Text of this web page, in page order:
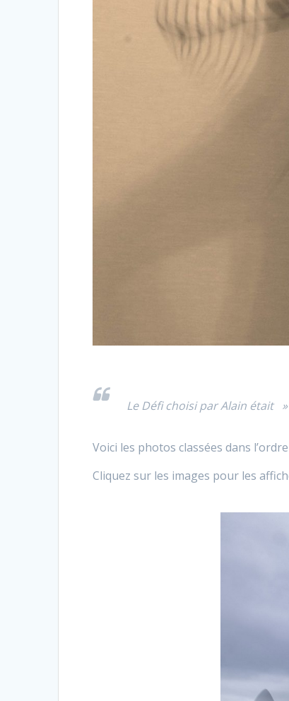
Le Défi choisi par Alain était
Voici les photos classées dans
Cliquez sur les images pour les